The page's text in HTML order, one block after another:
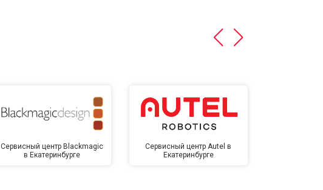
Сервисный центр Blackmagic
в Екатеринбурге
Сервисный центр Autel в
Екатеринбурге